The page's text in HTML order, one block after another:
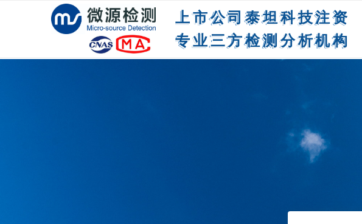
上市公司泰坦科技注资
专业三方检测分析机构